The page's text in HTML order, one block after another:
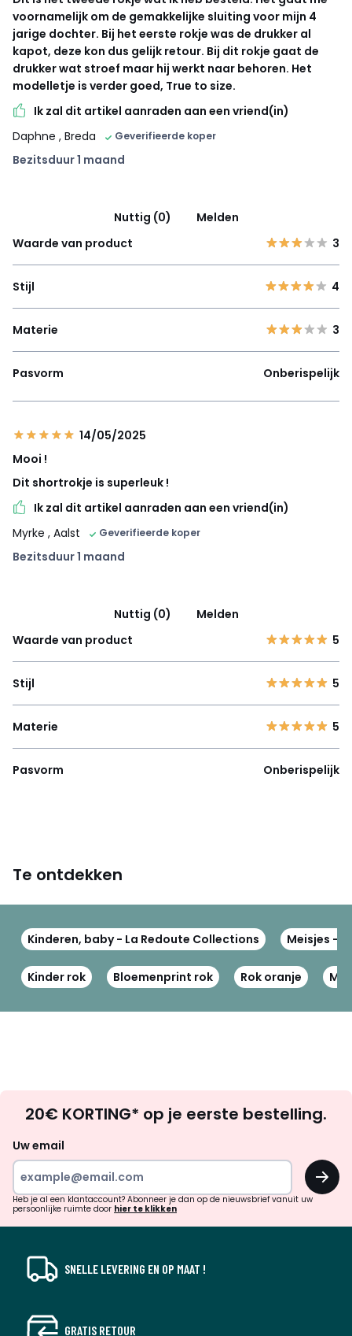
voornamelijk om de gemakkelijke sluiting voor mijn 4
jarige dochter. Bij het eerste rokje was de drukker al
kapot, deze kon dus gelijk retour. Bij dit rokje gaat de
drukker wat stroef maar hij werkt naar behoren. Het
modelletje is verder goed, True to size.
Ik zal dit artikel aanraden aan een vriend(in)
Daphne , Breda Geverifieerde koper
Bezitsduur 1 maand
Nuttig (0)
Melden
Waarde van product
3
Stijl 4
Materie 3
Pasvorm Onberispelijk
14/05/2025
Mooi !
Dit shortrokje is superleuk !
Ik zal dit artikel aanraden aan een vriend(in)
Myrke , Aalst Geverifieerde koper
Bezitsduur 1 maand
Nuttig (0)
Melden
Waarde van product
5
Stijl 5
Materie 5
Pasvorm Onberispelijk
Te ontdekken
Kinderen, baby - La Redoute Collections Meisjes -
Kinder rok Bloemenprint rok Rok oranje
zoek
inspiratie
verrassingen?
20€ KORTING* op je eerste bestelling.
Uw email
OK
Heb je al een klantaccount? Abonneer je dan op de nieuwsbrief vanuit uw
persoonlijke ruimte door hier te klikken
SNELLE LEVERING EN OP MAAT !
GRATIS RETOUR